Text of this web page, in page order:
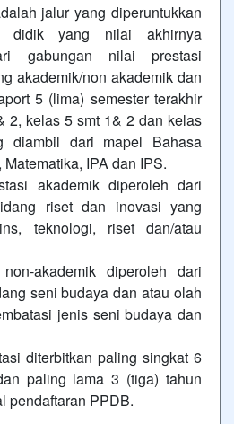
jalur yang diperuntukkan
didik yang nilai akhirnya
gabungan nilai prestasi
akademik/non akademik dan
5 (lima) semester terakhir
2, kelas 5 smt 1& 2 dan kelas
dari mapel Bahasa
IPA dan IPS.
akademik diperoleh dari
riset dan inovasi yang
teknologi, riset dan/atau
akademik diperoleh dari
seni budaya dan atau olah
jenis seni budaya dan
diterbitkan paling singkat 6
paling lama 3 (tiga) tahun
pendaftaran PPDB.